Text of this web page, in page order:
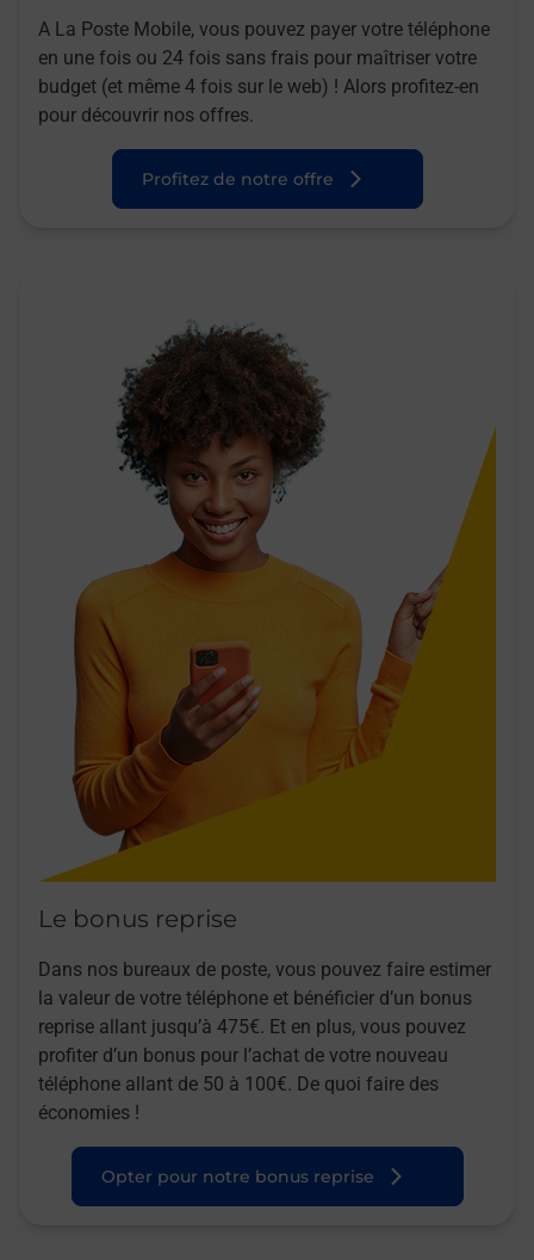
A La Poste Mobile, vous pouvez payer votre téléphone
en une fois ou 24 fois sans frais pour maîtriser votre
budget (et même 4 fois sur le web) ! Alors profitez-en
pour découvrir nos offres.
Profitez de notre offre
Le bonus reprise
Dans nos bureaux de poste, vous pouvez faire estimer
la valeur de votre téléphone et bénéficier d’un bonus
reprise allant jusqu’à 475€. Et en plus, vous pouvez
profiter d’un bonus pour l’achat de votre nouveau
téléphone allant de 50 à 100€. De quoi faire des
économies !
Opter pour notre bonus reprise